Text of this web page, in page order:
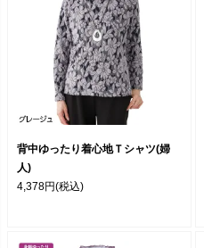
背中ゆったり着心地Ｔシャツ(婦
人)
4,378円(税込)